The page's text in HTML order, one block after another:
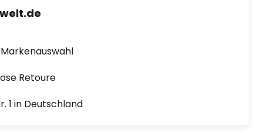
Retoure
1 in Deutschland